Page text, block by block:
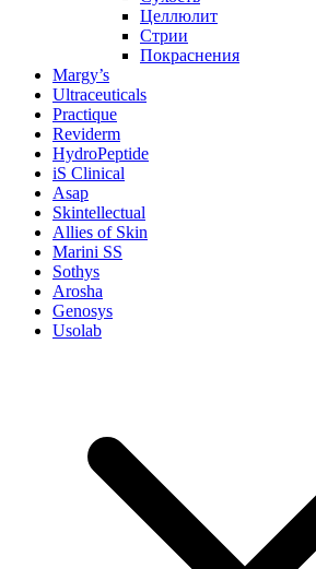
Целлюлит
Стрии
Покраснения
Margy’s
Ultraceuticals
Practique
Reviderm
HydroPeptide
iS Clinical
Asap
Skintellectual
Allies of Skin
Marini SS
Sothys
Arosha
Genosys
Usolab